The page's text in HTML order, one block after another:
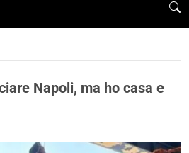
Napoli, ma ho casa e